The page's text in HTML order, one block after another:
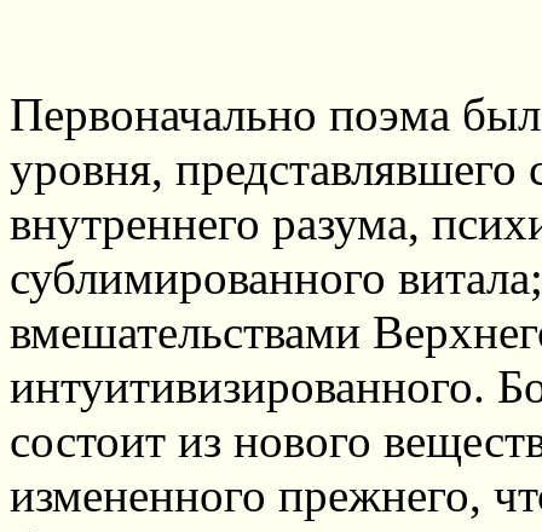
Первоначально поэма
уровня,
внутреннего разума,
сублимированного
вмешательствами
интуитивизированного.
состоит из нового
измененного прежнего,